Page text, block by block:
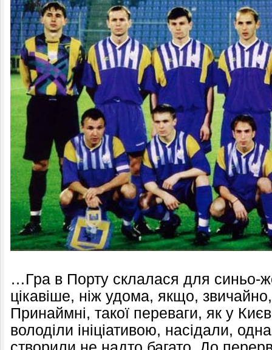
…Гра в Порту склалася для синьо-
цікавіше, ніж удома, якщо,
Принаймні, такої переваги, як у
володіли ініціативою, насідали,